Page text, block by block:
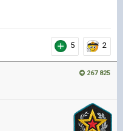
5 2
267 825